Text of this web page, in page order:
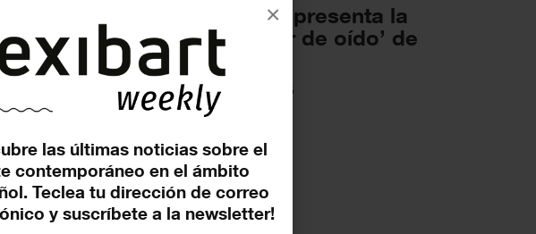
las últimas noticias sobre el
contemporáneo en el ámbito
Teclea tu dirección de correo
y suscríbete a la newsletter!
×
y
El C3A (Córdoba) presenta la
exposición ‘Saber de oído’ de
Cristina...
EXPOSICIONES 1 ABRIL 2025